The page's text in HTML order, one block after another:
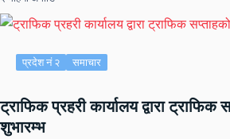
प्रदेश नं २ समाचार
ट्राफिक प्रहरी कार्यालय द्वारा
शुभारम्भ